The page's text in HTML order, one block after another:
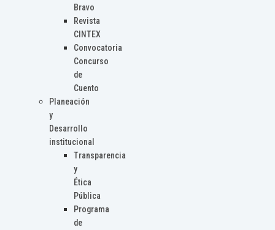
Bravo
Revista
CINTEX
Convocatoria
Concurso
de
Cuento
Planeación
y
Desarrollo
institucional
Transparencia
y
Ética
Pública
Programa
de